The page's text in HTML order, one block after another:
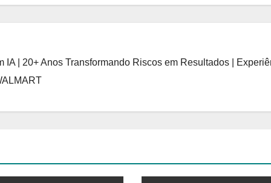
| 20+ Anos Transformando Riscos em Resultados |